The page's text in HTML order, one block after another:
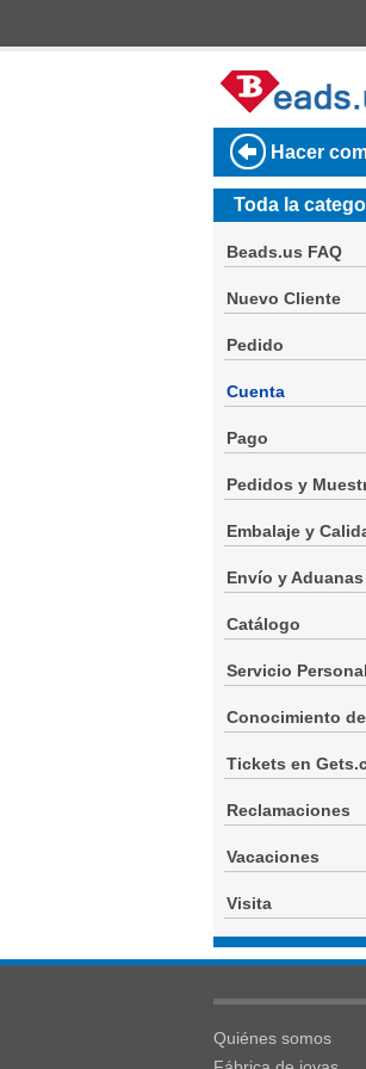
Hacer
Toda la
Beads.us FAQ
Nuevo Cliente
Pedido
Cuenta
Pago
Pedidos y
Embalaje y
Envío y Aduanas
Catálogo
Servicio
Conocimiento
Tickets en
Reclamaciones
Vacaciones
Visita
Quiénes somos